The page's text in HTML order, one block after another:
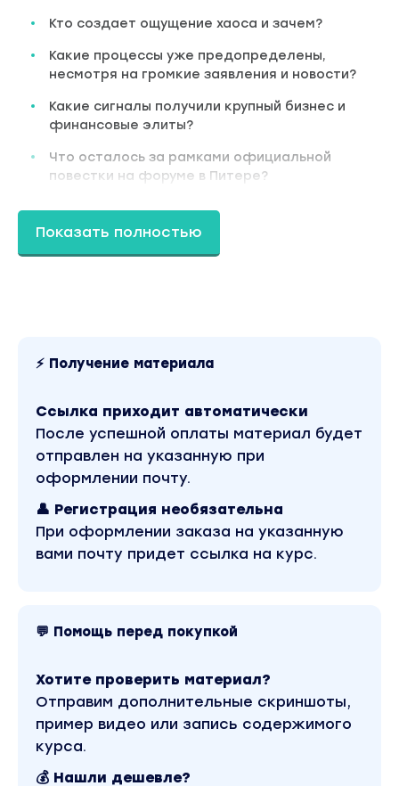
Кто создает ощущение хаоса и зачем?
Какие процессы уже предопределены,
несмотря на громкие заявления и новости?
Какие сигналы получили крупный бизнес и
финансовые элиты?
Что осталось за рамками официальной
повестки на форуме в Питере?
Какие решения уже приняты и как они
повлияют на экономику страны?
Какие отрасли и компании находятся в зоне
Что ждет население, бизнес и финансовые
Что вы получите:
Понятную картину происходящего в мире
Разбор сценария по валюте (рубль и
доллар)
Реальные факты и выводы
Возможность задать вопросы в прямом
очередную версию из прессы
телеведущий, автор статей;
Вице-президент банка «Держава»,
Показать полностью
⚡ Получение материала
Ссылка приходит автоматически
После успешной оплаты материал будет
отправлен на указанную при
оформлении почту.
👤 Регистрация необязательна
При оформлении заказа на указанную
вами почту придет ссылка на курс.
💬 Помощь перед покупкой
Хотите проверить материал?
Отправим дополнительные скриншоты,
пример видео или запись содержимого
курса.
💰 Нашли дешевле?